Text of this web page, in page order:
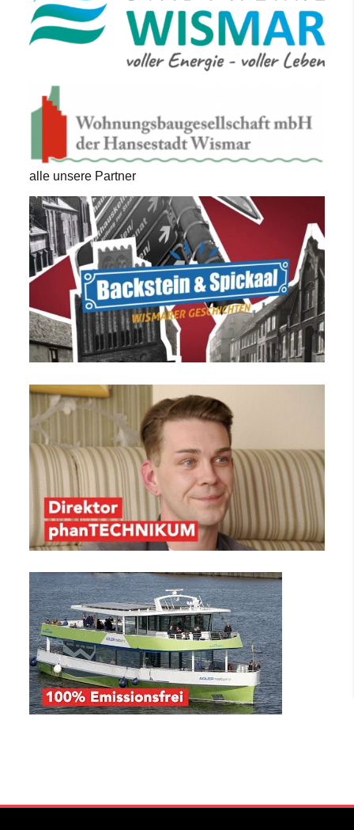
alle unsere Partner